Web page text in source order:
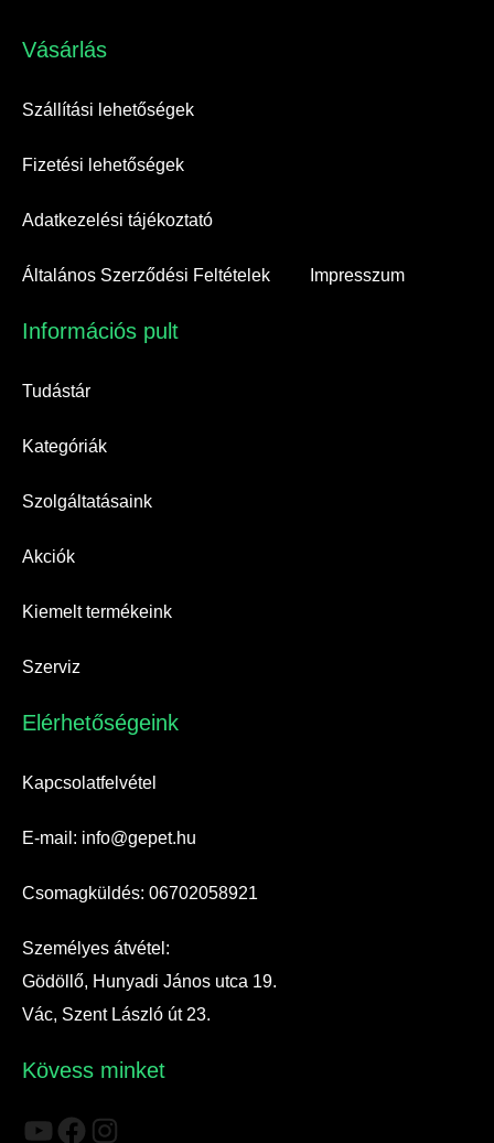
Vásárlás​
Szállítási lehetőségek
Fizetési lehetőségek
Adatkezelési tájékoztató
Általános Szerződési Feltételek Impresszum
Információs pult​
Tudástár
Kategóriák
Szolgáltatásaink
Akciók
Kiemelt termékeink
Szerviz
Elérhetőségeink​
Kapcsolatfelvétel
E-mail: info@gepet.hu
Csomagküldés: 06702058921
Személyes átvétel:
Gödöllő, Hunyadi János utca 19.
Vác, Szent László út 23.
Kövess minket
YouTube
Facebook
Instagram